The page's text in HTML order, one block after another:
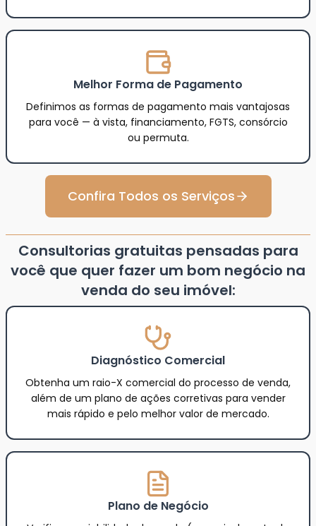
Melhor Forma de Pagamento
Definimos as formas de pagamento mais vantajosas
para você — à vista, financiamento, FGTS, consórcio
ou permuta.
Confira Todos os Serviços
Consultorias gratuitas pensadas para
você que quer fazer um bom negócio na
venda do seu imóvel:
Diagnóstico Comercial
Obtenha um raio-X comercial do processo de venda,
além de um plano de ações corretivas para vender
mais rápido e pelo melhor valor de mercado.
Plano de Negócio